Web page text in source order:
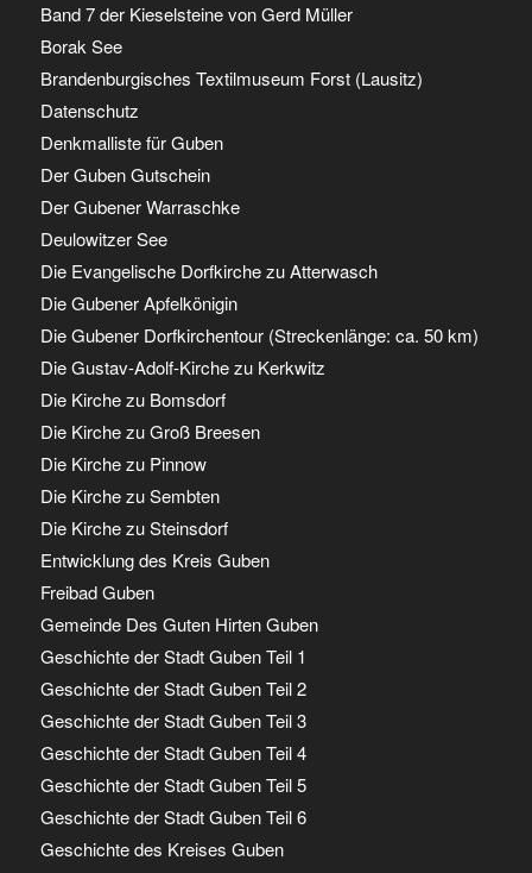
Band 7 der Kieselsteine von Gerd Müller
Borak See
Brandenburgisches Textilmuseum Forst (Lausitz)
Datenschutz
Denkmalliste für Guben
Der Guben Gutschein
Der Gubener Warraschke
Deulowitzer See
Die Evangelische Dorfkirche zu Atterwasch
Die Gubener Apfelkönigin
Die Gubener Dorfkirchentour (Streckenlänge: ca. 50 km)
Die Gustav-Adolf-Kirche zu Kerkwitz
Die Kirche zu Bomsdorf
Die Kirche zu Groß Breesen
Die Kirche zu Pinnow
Die Kirche zu Sembten
Die Kirche zu Steinsdorf
Entwicklung des Kreis Guben
Freibad Guben
Gemeinde Des Guten Hirten Guben
Geschichte der Stadt Guben Teil 1
Geschichte der Stadt Guben Teil 2
Geschichte der Stadt Guben Teil 3
Geschichte der Stadt Guben Teil 4
Geschichte der Stadt Guben Teil 5
Geschichte der Stadt Guben Teil 6
Geschichte des Kreises Guben